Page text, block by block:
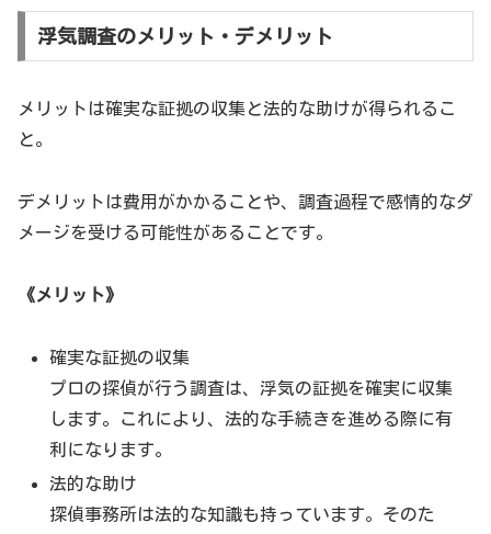
浮気調査のメリット・デメリット
メリットは確実な証拠の収集と法的な助けが得られるこ
と。
デメリットは費用がかかることや、調査過程で感情的なダ
メージを受ける可能性があることです。
《メリット》
確実な証拠の収集
プロの探偵が行う調査は、浮気の証拠を確実に収集
します。これにより、法的な手続きを進める際に有
利になります。
法的な助け
探偵事務所は法的な知識も持っています。そのた